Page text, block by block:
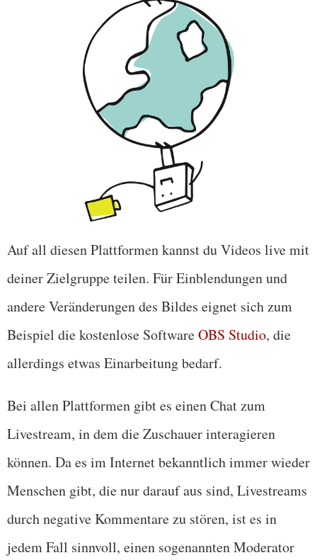
Auf all diesen Plattformen kannst du Videos live mit
deiner Zielgruppe teilen. Für Einblendungen und
andere Veränderungen des Bildes eignet sich zum
Beispiel die kostenlose SoftwareOBS Studio, die
allerdings etwas Einarbeitung bedarf.
Bei allen Plattformen gibt es einen Chat zum
Livestream, in dem die Zuschauer interagieren
können. Da es im Internet bekanntlich immer wieder
Menschen gibt, die nur darauf aus sind, Livestreams
durch negative Kommentare zu stören, ist es in
jedem Fall sinnvoll, einen sogenannten Moderator